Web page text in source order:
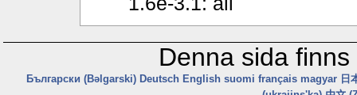
Denna sida
Български (Bəlgarski) Deutsch English suomi français magyar 日